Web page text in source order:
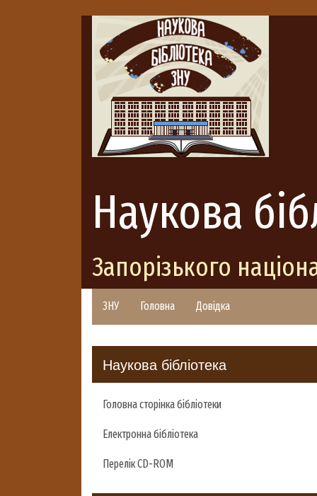
Наукова
Запорізького
ЗНУ Головна Довідка
Наукова бібліотека
Головна сторінка бібліотеки
Електронна бібліотека
Перелік CD-ROM